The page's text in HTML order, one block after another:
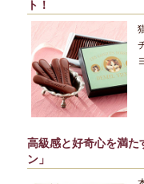
ト！
高級感と好奇心を満た
ン」